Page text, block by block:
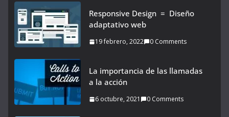
Responsive Design = Diseño
adaptativo web
19 febrero, 2022 0 Comments
La importancia de las llamadas
a la acción
6 octubre, 2021 0 Comments